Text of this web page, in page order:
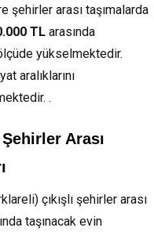
arası taşımalarda
TL arasında
yükselmektedir.
aralıklarını
.
Arası
çıkışlı şehirler arası
taşınacak evin